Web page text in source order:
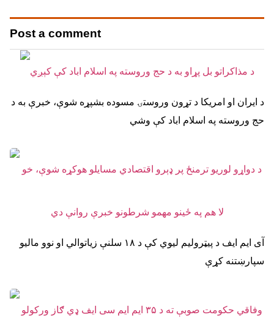
د ایران او امریکا د تړون وروستۍ مسوده بشپړه شوې، خبرې به د
حج وروسته په اسلام اباد کې وشي
آی ایم ایف د پیټرولیم لیوي کې د ۱۸ سلنې زیاتوالي او نوو مالیو
سپارښتنه کړې
Post a comment